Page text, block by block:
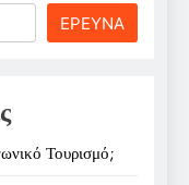
ΕΡΕΥΝΑ
Τουρισμό;